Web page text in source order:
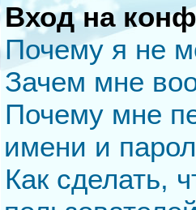
Вход на
Почему я не
Зачем мне
Почему мне
имени и
Как сделать,